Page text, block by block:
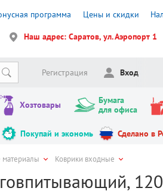
программа Цены и скидки
Наш адрес: Саратов, ул. Аэропорт 1
Регистрация Вход
Хозтовары
Бумага
для офиса
Покупай и экономь Сделано в
материалы Коврики входные